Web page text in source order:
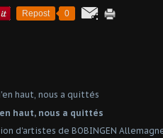
Repost 0
haut, nous a quittés